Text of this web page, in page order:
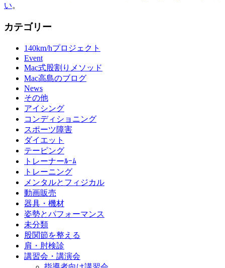
い。
カテゴリー
140km/hプロジェクト
Event
Mac式股割りメソッド
Mac高島のブログ
News
その他
アイシング
コンディショニング
スポーツ障害
ダイエット
テーピング
トレーナーﾙｰﾑ
トレーニング
メンタルとフィジカル
動画販売
器具・機材
姿勢とパフォーマンス
未分類
股関節を整える
肩・肘検診
講習会・講演会